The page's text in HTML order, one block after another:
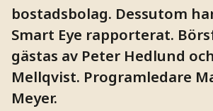
bostadsbolag. Dessutom
Smart Eye rapporterat.
gästas av Peter Hedlund
Mellqvist. Programledare
Meyer.